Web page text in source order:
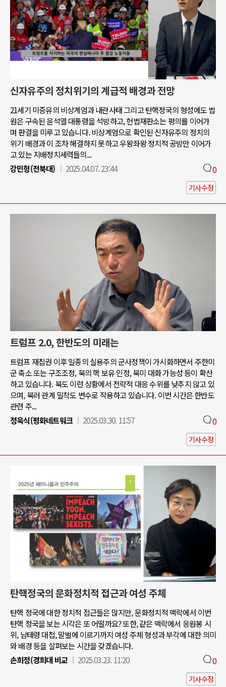
신자유주의 정치위기의 계급적 배경과 전망
21세기 미증유의 비상계엄과 내란사태 그리고 탄핵정국의 형성에도 법
원은 구속된 윤석열 대통령을 석방하고, 헌법재판소는 평의를 이어가
며 판결을 미루고 있습니다. 비상계엄으로 확인된 신자유주의 정치의
위기 배경과 이 조차 해결하지 못하고 우왕좌왕 정치적 공방만 이어가
고 있는 지배정치세력들의...
강민형(전북대)
2025.04.07. 23:44 0
기사수정
트럼프 2.0, 한반도의 미래는
트럼프 재집권 이후 일종의 실용주의 군사정책이 가시화하면서 주한미
군 축소 또는 구조조정, 북의 핵 보유 인정, 북미 대화 가능성 등이 확산
하고 있습니다. 북도 이런 상황에서 전략적 대응 수위를 낮추지 않고 있
으며, 북러 관계 밀착도 변수로 작용하고 있습니다. 이번 시간은 한반도
관련 주...
정욱식(평화네트워크
2025.03.30. 11:57 0
기사수정
탄핵정국의 문화정치적 접근과 여성 주체
탄핵 정국에 대한 정치적 접근들은 많지만, 문화정치적 맥락에서 이번
탄핵 정국을 보는 시각은 또 어떨까요? 또한, 같은 맥락에서 응원봉 시
위, 남태령 대첩, 말벌에 이르기까지 여성 주체 형성과 부각에 대한 의미
와 배경 등을 살펴보는 시간을 갖겠습니다.
손희정(경희대 비교
2025.03.23. 11:20 0
기사수정